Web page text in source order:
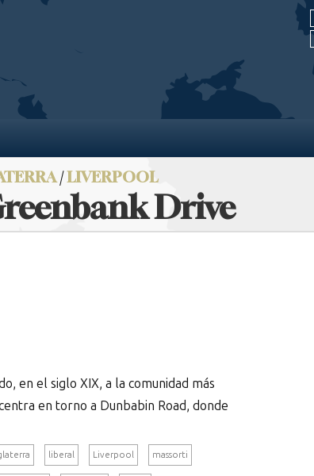
/LIVERPOOL
Drive
en el siglo XIX, a la comunidad más
en torno a Dunbabin Road, donde
liberal Liverpool massorti